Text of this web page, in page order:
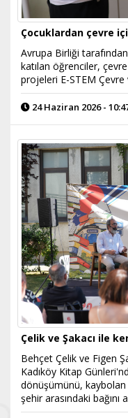
Çocuklardan çevre
Avrupa Birliği
katılan öğrenciler,
projeleri E-STEM Çevre
24 Haziran 2026 -
Çelik ve Şakacı ile
Behçet Çelik ve Figen
Kadıköy Kitap
dönüşümünü, kaybolan
şehir arasındaki bağını